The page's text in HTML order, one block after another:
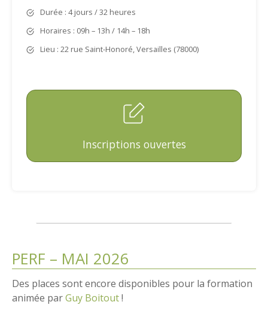
Durée : 4 jours / 32 heures
Horaires : 09h – 13h / 14h – 18h
Lieu : 22 rue Saint-Honoré, Versailles (78000)
Inscriptions ouvertes
PERF – MAI 2026
Des places sont encore disponibles pour la formation
animée parGuy Boitout!